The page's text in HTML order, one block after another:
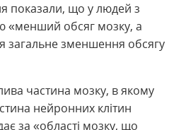
показали, що у людей з
«менший обсяг мозку, а
загальне зменшення обсягу
частина мозку, в якому
нейронних клітин
за «області мозку, що